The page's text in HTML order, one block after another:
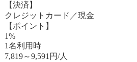
【決済】
クレジットカード／現金
【ポイント】
1%
1名利用時
7,819～9,591 円/人